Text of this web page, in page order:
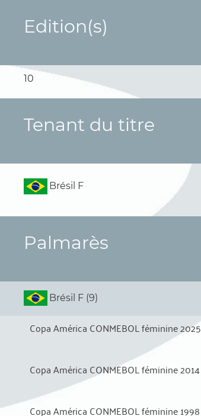
Edition(s)
10
Tenant du titre
Brésil F
Palmarès
Brésil F (9)
Copa América CONMEBOL féminine 2025
Copa América CONMEBOL féminine 2014
Copa América CONMEBOL féminine 1998